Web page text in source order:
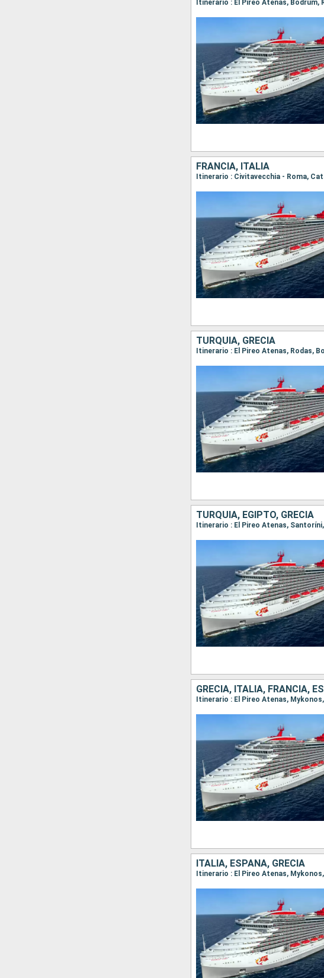
Itinerario : El Pireo Atenas,
FRANCIA, ITALIA
Itinerario : Civitavecchia - Roma,
TURQUÍA, GRECIA
Itinerario : El Pireo Atenas, Rodas,
TURQUÍA, EGIPTO, GRECIA
Itinerario : El Pireo Atenas,
GRECIA, ITALIA, FRANCIA,
Itinerario : El Pireo Atenas,
ITALIA, ESPAÑA, GRECIA
Itinerario : El Pireo Atenas,